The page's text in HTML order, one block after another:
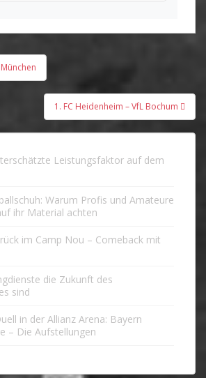
1. FC Heidenheim – VfL Bochum
Leistungsfaktor auf dem
Warum Profis und Amateure
ihr Material achten
im Camp Nou – Comeback mit
die Zukunft des
sind
in der Allianz Arena: Bayern
– Die Aufstellungen